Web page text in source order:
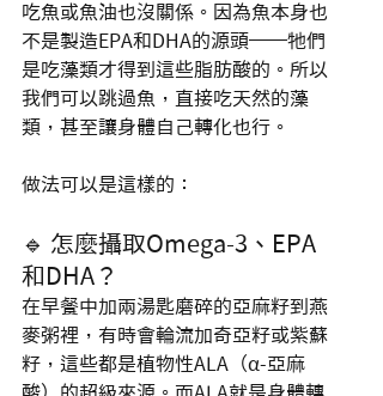
吃魚或魚油也沒關係。因為魚本身也
不是製造EPA和DHA的源頭──牠們
是吃藻類才得到這些脂肪酸的。所以
我們可以跳過魚，直接吃天然的藻
類，甚至讓身體自己轉化也行。
做法可以是這樣的：
🔹 怎麼攝取Omega-3、EPA
和DHA？
在早餐中加兩湯匙磨碎的亞麻籽到燕
麥粥裡，有時會輪流加奇亞籽或紫蘇
籽，這些都是植物性ALA（α-亞麻
酸）的超級來源。而ALA就是身體轉